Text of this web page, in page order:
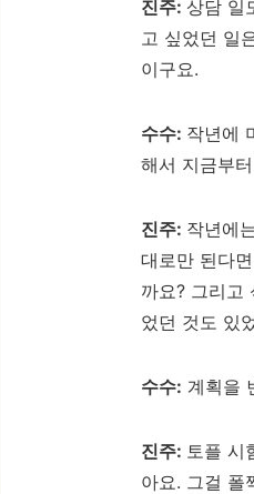
진주: 상담 일
고 싶었던 일
이구요.
수수: 작년에
해서 지금부
진주: 작년에
대로만 된다
까요? 그리고
었던 것도 있
수수: 계획을
진주: 토플 시
아요. 그걸 폴